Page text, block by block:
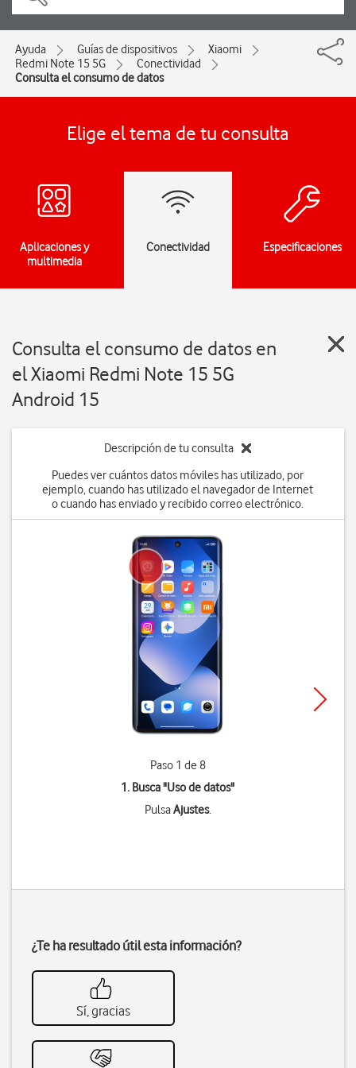
Ayuda Guías de dispositivos
Xiaomi
Redmi Note 15 5G
Conectividad
Consulta el consumo de datos
Elige el tema de tu consulta
Aplicaciones y
multimedia
Conectividad Especificaciones
Consulta el consumo de datos en
el Xiaomi Redmi Note 15 5G
Android 15
Descripción de tu consulta
Puedes ver cuántos datos móviles has utilizado, por
ejemplo, cuando has utilizado el navegador de Internet
o cuando has enviado y recibido correo electrónico.
Paso 1 de 8
1. Busca "Uso de datos"
PulsaAjustes.
¿Te ha resultado útil esta información?
Sí, gracias